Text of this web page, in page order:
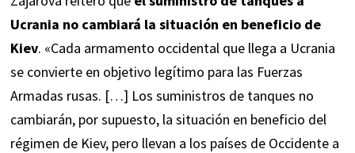
Ucrania no cambiará la situación en beneficio de
Kiev. «Cada armamento occidental que llega a Ucrania
se convierte en objetivo legítimo para las Fuerzas
Armadas rusas. […] Los suministros de tanques no
cambiarán, por supuesto, la situación en beneficio del
régimen de Kiev, pero llevan a los países de Occidente a